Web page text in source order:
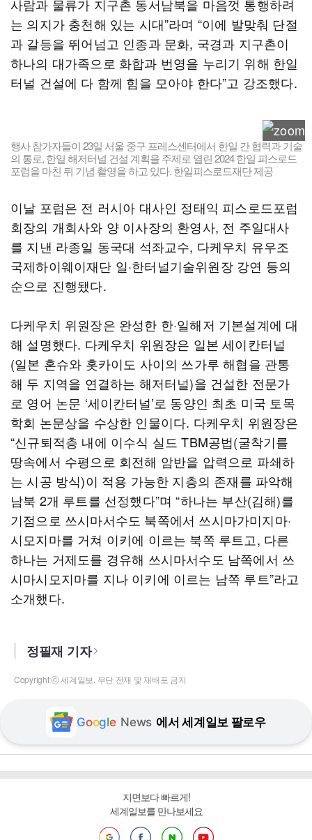
사람과 물류가 지구촌 동서남북을 마음껏 통행하려
는 의지가 충천해 있는 시대”라며 “이에 발맞춰 단절
과 갈등을 뛰어넘고 인종과 문화, 국경과 지구촌이
하나의 대가족으로 화합과 번영을 누리기 위해 한일
터널 건설에 다 함께 힘을 모아야 한다”고 강조했다.
행사 참가자들이 23일 서울 중구 프레스센터에서 한일 간 협력과 기술
의 통로, 한일 해저터널 건설 계획을 주제로 열린 2024 한일 피스로드
포럼을 마친 뒤 기념 촬영을 하고 있다. 한일피스로드재단 제공
이날 포럼은 전 러시아 대사인 정태익 피스로드포럼
회장의 개회사와 양 이사장의 환영사, 전 주일대사
를 지낸 라종일 동국대 석좌교수, 다케우치 유우조
국제하이웨이재단 일·한터널기술위원장 강연 등의
순으로 진행됐다.
다케우치 위원장은 완성한 한·일해저 기본설계에 대
해 설명했다. 다케우치 위원장은 일본 세이칸터널
(일본 혼슈와 홋카이도 사이의 쓰가루 해협을 관통
해 두 지역을 연결하는 해저터널)을 건설한 전문가
로 영어 논문 ‘세이칸터널’로 동양인 최초 미국 토목
학회 논문상을 수상한 인물이다. 다케우치 위원장은
“신규퇴적층 내에 이수식 실드 TBM공법(굴착기를
땅속에서 수평으로 회전해 암반을 압력으로 파쇄하
는 시공 방식)이 적용 가능한 지층의 존재를 파악해
남북 2개 루트를 선정했다”며 “하나는 부산(김해)를
기점으로 쓰시마서수도 북쪽에서 쓰시마가미지마·
시모지마를 거쳐 이키에 이르는 북쪽 루트고, 다른
하나는 거제도를 경유해 쓰시마서수도 남쪽에서 쓰
시마시모지마를 지나 이키에 이르는 남쪽 루트”라고
소개했다.
정필재 기자
Copyright ⓒ 세계일보. 무단 전재 및 재배포 금지
Google News 에서 세계일보 팔로우
지면보다 빠르게!
세계일보를 만나보세요